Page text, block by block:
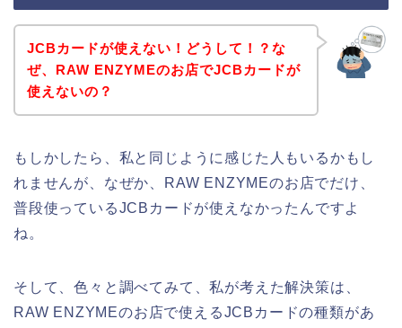
JCBカードが使えない！どうして！？な
ぜ、RAW ENZYMEのお店でJCBカードが
使えないの？
もしかしたら、私と同じように感じた人もいるかもし
れませんが、なぜか、RAW ENZYMEのお店でだけ、
普段使っているJCBカードが使えなかったんですよ
ね。
そして、色々と調べてみて、私が考えた解決策は、
RAW ENZYMEのお店で使えるJCBカードの種類があ